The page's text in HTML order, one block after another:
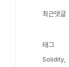
최근댓글
태그
Solidity